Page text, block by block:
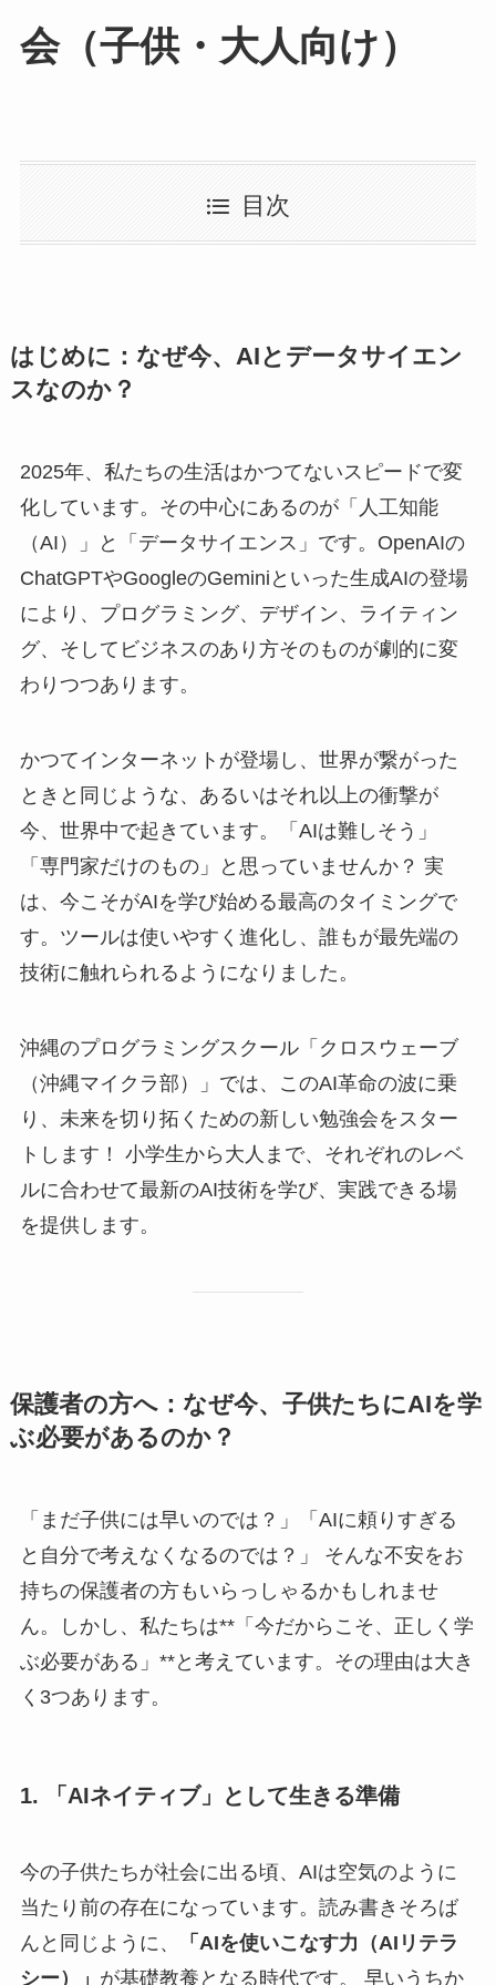
会（子供・大人向け）
目次
はじめに：なぜ今、AIとデータサイエン
スなのか？
2025年、私たちの生活はかつてないスピードで変
化しています。その中心にあるのが「人工知能
（AI）」と「データサイエンス」です。OpenAIの
ChatGPTやGoogleのGeminiといった生成AIの登場
により、プログラミング、デザイン、ライティン
グ、そしてビジネスのあり方そのものが劇的に変
わりつつあります。
かつてインターネットが登場し、世界が繋がった
ときと同じような、あるいはそれ以上の衝撃が
今、世界中で起きています。「AIは難しそう」
「専門家だけのもの」と思っていませんか？ 実
は、今こそがAIを学び始める最高のタイミングで
す。ツールは使いやすく進化し、誰もが最先端の
技術に触れられるようになりました。
沖縄のプログラミングスクール「クロスウェーブ
（沖縄マイクラ部）」では、このAI革命の波に乗
り、未来を切り拓くための新しい勉強会をスター
トします！ 小学生から大人まで、それぞれのレベ
ルに合わせて最新のAI技術を学び、実践できる場
を提供します。
保護者の方へ：なぜ今、子供たちにAIを学
ぶ必要があるのか？
「まだ子供には早いのでは？」「AIに頼りすぎる
と自分で考えなくなるのでは？」 そんな不安をお
持ちの保護者の方もいらっしゃるかもしれませ
ん。しかし、私たちは**「今だからこそ、正しく学
ぶ必要がある」**と考えています。その理由は大き
く3つあります。
1. 「AIネイティブ」として生きる準備
今の子供たちが社会に出る頃、AIは空気のように
当たり前の存在になっています。読み書きそろば
んと同じように、
「AIを使いこなす力（AIリテラ
シー）」 が基礎教養となる時代です。 早いうちか